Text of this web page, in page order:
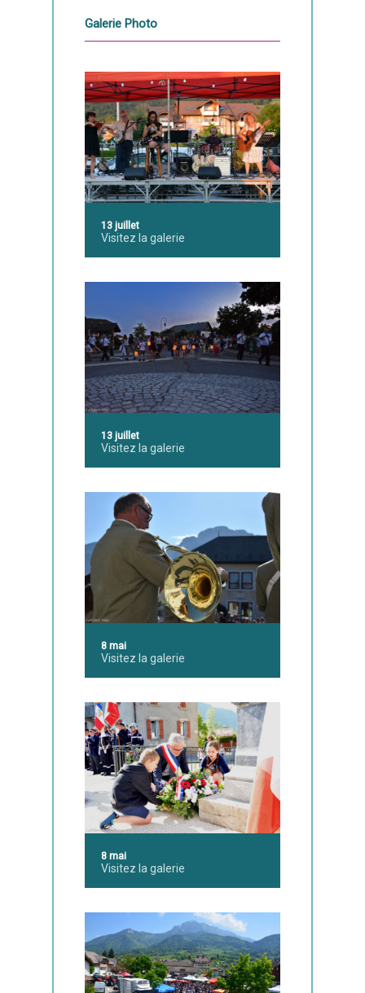
Galerie Photo
13 juillet
Visitez la galerie
13 juillet
Visitez la galerie
8 mai
Visitez la galerie
8 mai
Visitez la galerie